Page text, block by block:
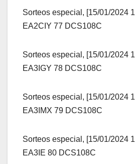
Sorteos especial, [15/01/2024
EA2CIY 77 DCS108C
Sorteos especial, [15/01/2024
EA3IGY 78 DCS108C
Sorteos especial, [15/01/2024
EA3IMX 79 DCS108C
Sorteos especial, [15/01/2024
EA3IE 80 DCS108C